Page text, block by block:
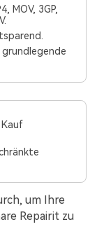
MOV, 3GP,
um Ihre
Repairit zu